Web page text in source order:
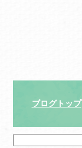
ブログトップ